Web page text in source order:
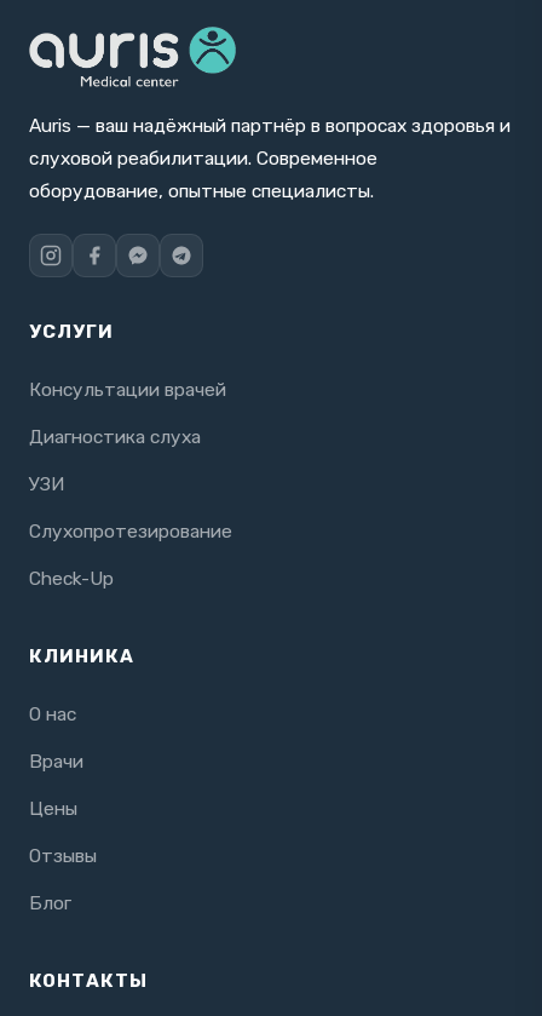
Auris — ваш надёжный партнёр в вопросах здоровья и
слуховой реабилитации. Современное
оборудование, опытные специалисты.
УСЛУГИ
Консультации врачей
Диагностика слуха
УЗИ
Слухопротезирование
Check-Up
КЛИНИКА
О нас
Врачи
Цены
Отзывы
Блог
КОНТАКТЫ